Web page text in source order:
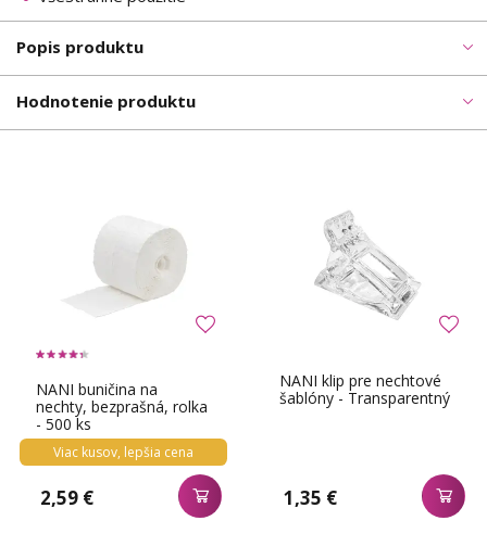
Popis produktu
Hodnotenie produktu
NANI buničina na
nechty, bezprašná, rolka
- 500 ks
Viac kusov, lepšia cena
2,59 €
NANI klip pre nechtové
šablóny - Transparentný
1,35 €